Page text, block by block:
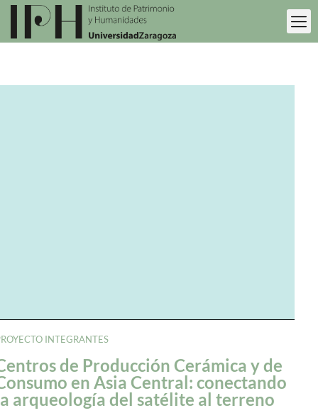
INTEGRANTES
de Producción Cerámica y de
en Asia Central: conectando
arqueología del satélite al terreno